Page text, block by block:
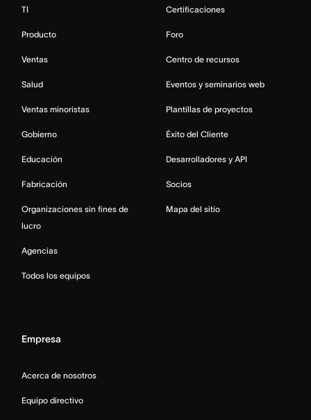
TI
Producto
Ventas
Salud
Ventas minoristas
Gobierno
Educación
Fabricación
Organizaciones sin fines de
lucro
Agencias
Todos los equipos
Certificaciones
Foro
Centro de recursos
Eventos y seminarios web
Plantillas de proyectos
Éxito del Cliente
Desarrolladores y API
Socios
Mapa del sitio
Empresa
Acerca de nosotros
Equipo directivo